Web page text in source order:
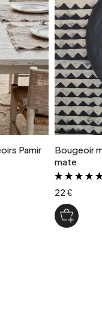
Pamir
Bougeoir
mate
22 €